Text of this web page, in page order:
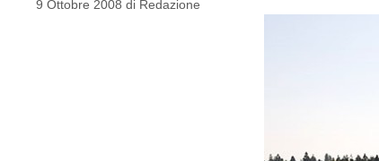
9 Ottobre 2008 di Redazione